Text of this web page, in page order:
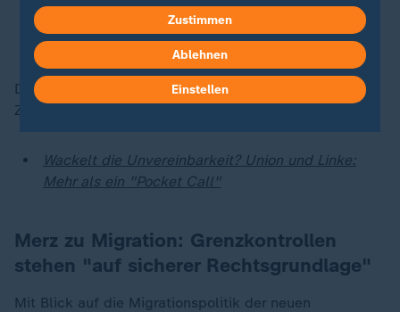
Friedrich Merz (CDU), Bundeskanzler
Die CDU hat einen Unvereinbarkeitsbeschluss für die
Zusammenarbeit mit beiden Parteien.
Wackelt die Unvereinbarkeit? Union und Linke:
Mehr als ein "Pocket Call"
Merz zu Migration: Grenzkontrollen
stehen "auf sicherer Rechtsgrundlage"
Mit Blick auf die Migrationspolitik der neuen
Zustimmen
Ablehnen
Einstellen